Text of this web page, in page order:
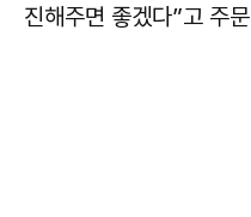
진해주면 좋겠다”고 주